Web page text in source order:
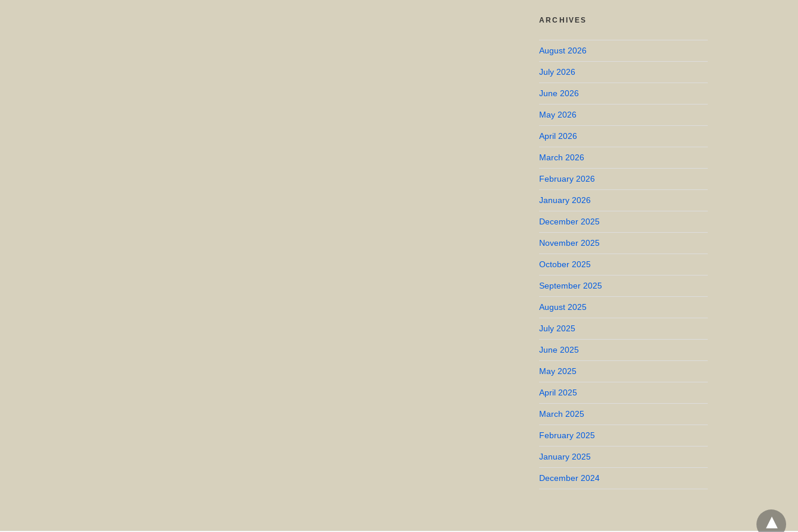
ARCHIVES
August 2026
July 2026
June 2026
May 2026
April 2026
March 2026
February 2026
January 2026
December 2025
November 2025
October 2025
September 2025
August 2025
July 2025
June 2025
May 2025
April 2025
March 2025
February 2025
January 2025
December 2024